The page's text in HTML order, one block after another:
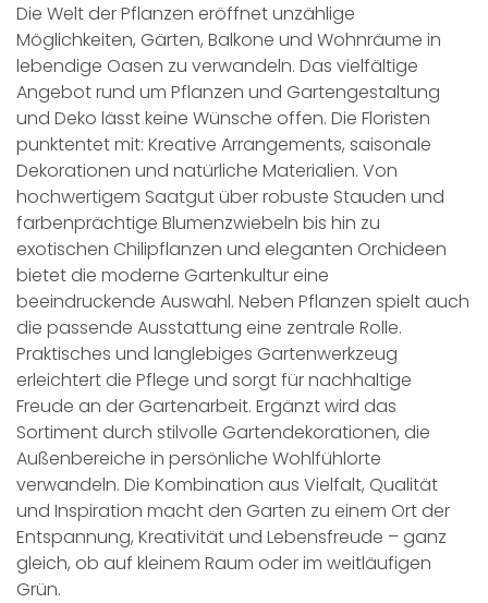
Die Welt der Pflanzen eröffnet unzählige
Möglichkeiten, Gärten, Balkone und Wohnräume in
lebendige Oasen zu verwandeln. Das vielfältige
Angebot rund um Pflanzen und Gartengestaltung
und Deko lässt keine Wünsche offen. Die Floristen
punktentet mit: Kreative Arrangements, saisonale
Dekorationen und natürliche Materialien. Von
hochwertigem Saatgut über robuste Stauden und
farbenprächtige Blumenzwiebeln bis hin zu
exotischen Chilipflanzen und eleganten Orchideen
bietet die moderne Gartenkultur eine
beeindruckende Auswahl. Neben Pflanzen spielt auch
die passende Ausstattung eine zentrale Rolle.
Praktisches und langlebiges Gartenwerkzeug
erleichtert die Pflege und sorgt für nachhaltige
Freude an der Gartenarbeit. Ergänzt wird das
Sortiment durch stilvolle Gartendekorationen, die
Außenbereiche in persönliche Wohlfühlorte
verwandeln. Die Kombination aus Vielfalt, Qualität
und Inspiration macht den Garten zu einem Ort der
Entspannung, Kreativität und Lebensfreude – ganz
gleich, ob auf kleinem Raum oder im weitläufigen
Grün.